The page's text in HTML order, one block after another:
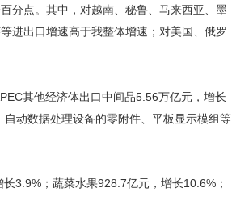
分点。其中，对越南、秘鲁、马来西亚、墨
进出口增速高于我整体增速；对美国、俄罗
其他经济体出口中间品5.56万亿元，增长
动数据处理设备的零附件、平板显示模组等
3.9%；蔬菜水果928.7亿元，增长10.6%；